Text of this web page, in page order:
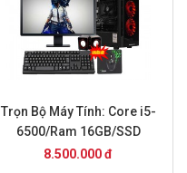
Trọn Bộ Máy Tính: Core i5-
6500/Ram 16GB/SSD
240/GTX1050 và Màn Hình
8.500.000 đ